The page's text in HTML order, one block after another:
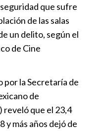
que sufre
de las salas
un delito, según el
de Cine
por la Secretaría de
de
reveló que el 23,4
y más años dejó de